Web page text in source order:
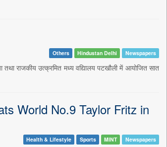
Others Hindustan Delhi Newspapers
तथा राजकीय उत्क्रमित मध्य वद्यिालय पटखौली में आयोजित सात
World No.9 Taylor Fritz in
Health & Lifestyle Sports MINT Newspapers